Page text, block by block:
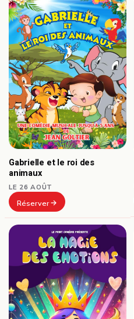
Gabrielle et le roi des
animaux
LE 26 AOÛT
Réserver